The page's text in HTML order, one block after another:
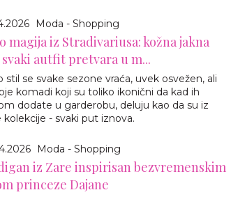
Moda - Shopping
magija iz Stradivariusa: kožna jakna
svaki autfit pretvara u m...
stil se svake sezone vraća, uvek osvežen, ali
komadi koji su toliko ikonični da kad ih
dodate u garderobu, deluju kao da su iz
kolekcije - svaki put iznova.
Moda - Shopping
iz Zare inspirisan bezvremenskim
princeze Dajane